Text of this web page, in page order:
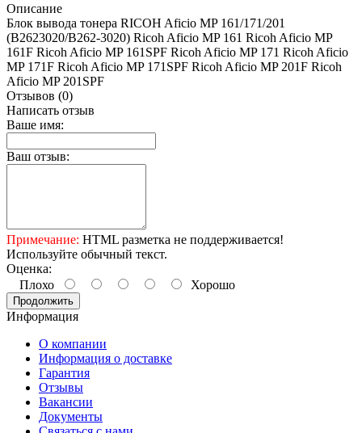
Описание
Блок вывода тонера RICOH Aficio MP 161/171/201
(B2623020/B262-3020) Ricoh Aficio MP 161 Ricoh Aficio MP
161F Ricoh Aficio MP 161SPF Ricoh Aficio MP 171 Ricoh Aficio
MP 171F Ricoh Aficio MP 171SPF Ricoh Aficio MP 201F Ricoh
Aficio MP 201SPF
Отзывов (0)
Написать отзыв
Ваше имя:
Ваш отзыв:
Примечание: HTML разметка не поддерживается!
Используйте обычный текст.
Оценка:
Плохо
Хорошо
Продолжить
Информация
О компании
Информация о доставке
Гарантия
Отзывы
Вакансии
Документы